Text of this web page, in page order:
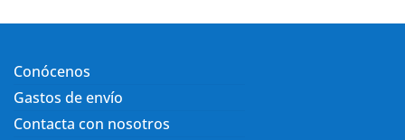
Conócenos
Gastos de envío
Contacta con nosotros